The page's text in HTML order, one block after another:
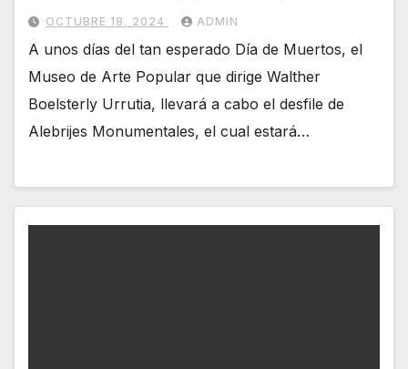
OCTUBRE 18, 2024 ADMIN
A unos días del tan esperado Día de Muertos, el
Museo de Arte Popular que dirige Walther
Boelsterly Urrutia, llevará a cabo el desfile de
Alebrijes Monumentales, el cual estará…